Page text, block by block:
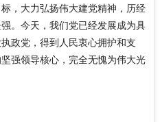
，大力弘扬伟大建党精神，历经
。今天，我们党已经发展成为具
政党，得到人民衷心拥护和支
强领导核心，完全无愧为伟大光